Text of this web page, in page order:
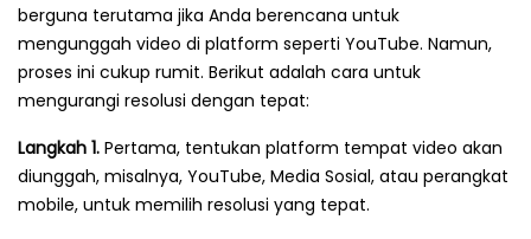
berguna terutama jika Anda berencana untuk
mengunggah video di platform seperti YouTube. Namun,
proses ini cukup rumit. Berikut adalah cara untuk
mengurangi resolusi dengan tepat:
Langkah 1. Pertama, tentukan platform tempat video akan
diunggah, misalnya, YouTube, Media Sosial, atau perangkat
mobile, untuk memilih resolusi yang tepat.